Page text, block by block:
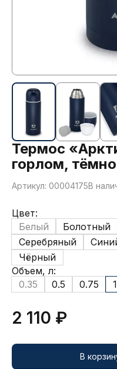
Термос
горлом,
Артикул: 00004175В
Цвет:
Белый
Болотный
Серебряный
Чёрный
Объем, л:
0.35
0.5 0.75
2 110 ₽
В